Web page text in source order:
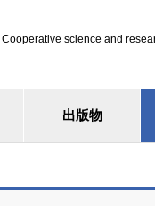
science and
出版物